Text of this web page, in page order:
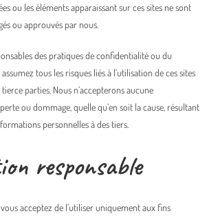
ou les éléments apparaissant sur ces sites ne sont
ou approuvés par nous.
des pratiques de confidentialité ou du
tous les risques liés à l’utilisation de ces sites
parties. Nous n’accepterons aucune
ou dommage, quelle qu’en soit la cause, résultant
personnelles à des tiers.
responsable
acceptez de l’utiliser uniquement aux fins